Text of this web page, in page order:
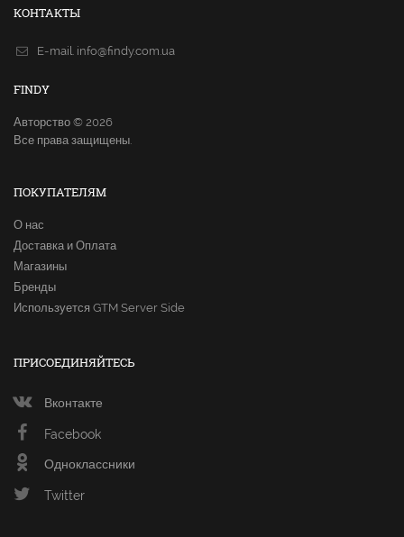
КОНТАКТЫ
E-mail. info@findy.com.ua
FINDY
Авторство © 2026
Все права защищены.
ПОКУПАТЕЛЯМ
О нас
Доставка и Оплата
Магазины
Бренды
Используется GTM Server Side
ПРИСОЕДИНЯЙТЕСЬ
Вконтакте
Facebook
Одноклассники
Twitter